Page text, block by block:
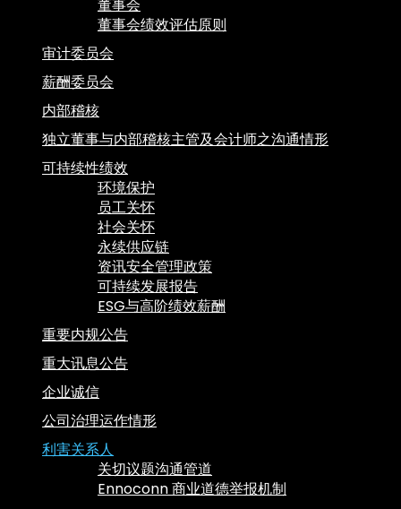
董事会
董事会绩效评估原则
审计委员会
薪酬委员会
内部稽核
独立董事与内部稽核主管及会计师之沟通情形
可持续性绩效
环境保护
员工关怀
社会关怀
永续供应链
资讯安全管理政策
可持续发展报告
ESG与高阶绩效薪酬
重要内规公告
重大讯息公告
企业诚信
公司治理运作情形
利害关系人
关切议题沟通管道
Ennoconn 商业道德举报机制